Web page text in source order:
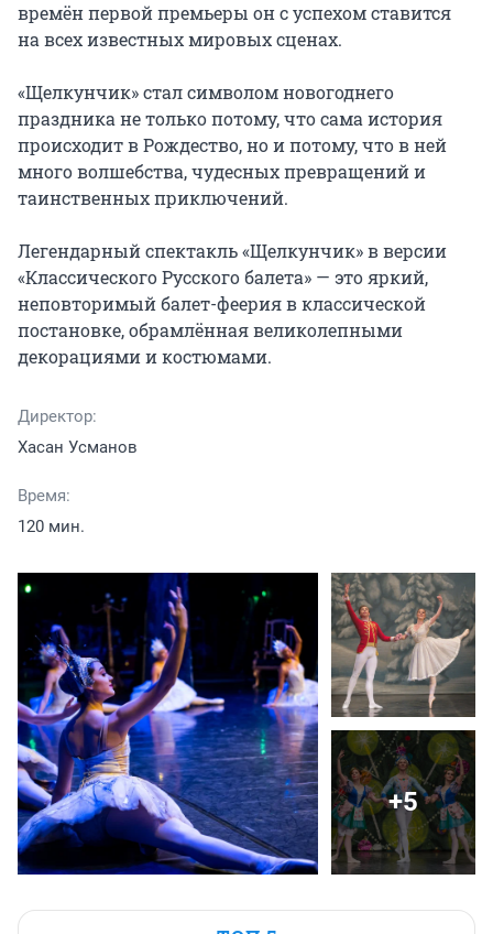
времён первой премьеры он с успехом ставится
на всех известных мировых сценах.
«Щелкунчик» стал символом новогоднего
праздника не только потому, что сама история
происходит в Рождество, но и потому, что в ней
много волшебства, чудесных превращений и
таинственных приключений.
Легендарный спектакль «Щелкунчик» в версии
«Классического Русского балета» — это яркий,
неповторимый балет-феерия в классической
постановке, обрамлённая великолепными
декорациями и костюмами.
Директор:
Хасан Усманов
Время:
120 мин.
+5